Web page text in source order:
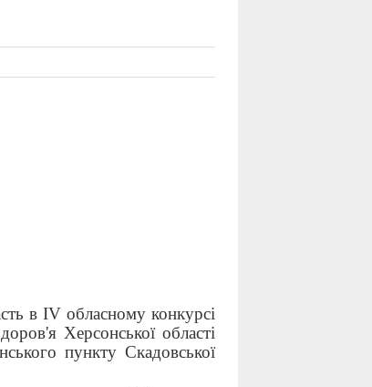
в IV обласному конкурсі
Херсонської області
пункту Скадовської